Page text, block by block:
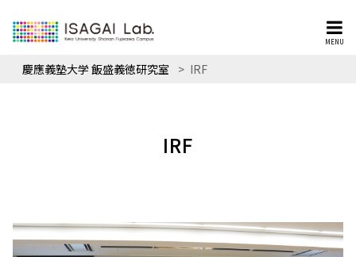
MENU
慶應義塾大学 飯盛義徳研究室 > IRF
IRF